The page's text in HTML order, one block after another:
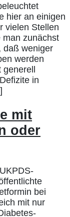
hier an einigen
vielen Stellen
man zunächst
daß weniger
werden
generell
in
mit
oder
bei
mit nur